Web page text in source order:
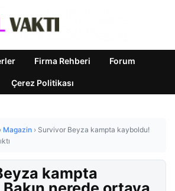
Firma Rehberi Forum
Çerez Politikası
› Magazin › Survivor Beyza kampta kayboldu!
kampta